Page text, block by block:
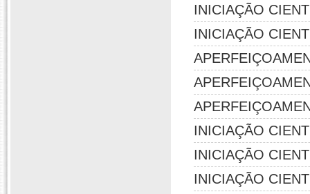
INICIAÇÃO
INICIAÇÃO
INICIAÇÃO
INICIAÇÃO
INICIAÇÃO